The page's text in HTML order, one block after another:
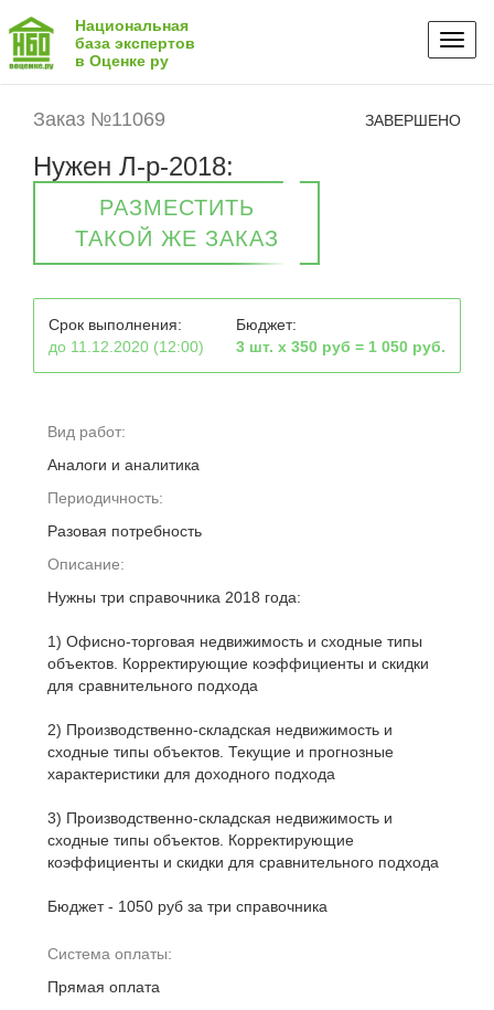
Национальная
база экспертов
в Оценке ру
Заказ №11069 ЗАВЕРШЕНО
Нужен Л-р-2018:
РАЗМЕСТИТЬ
ТАКОЙ ЖЕ ЗАКАЗ
Срок выполнения:
до 11.12.2020 (12:00)
Бюджет:
3 шт. х 350 руб = 1 050 руб.
Вид работ:
Аналоги и аналитика
Периодичность:
Разовая потребность
Описание:
Нужны три справочника 2018 года:
1) Офисно-торговая недвижимость и сходные типы
объектов. Корректирующие коэффициенты и скидки
для сравнительного подхода
2) Производственно-складская недвижимость и
сходные типы объектов. Текущие и прогнозные
характеристики для доходного подхода
3) Производственно-складская недвижимость и
сходные типы объектов. Корректирующие
коэффициенты и скидки для сравнительного подхода
Бюджет - 1050 руб за три справочника
Система оплаты:
Прямая оплата